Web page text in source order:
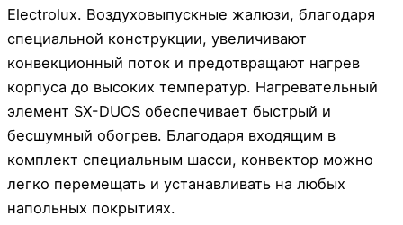
Electrolux. Воздуховыпускные жалюзи, благодаря
специальной конструкции, увеличивают
конвекционный поток и предотвращают нагрев
корпуса до высоких температур. Нагревательный
элемент SX-DUOS обеспечивает быстрый и
бесшумный обогрев. Благодаря входящим в
комплект специальным шасси, конвектор можно
легко перемещать и устанавливать на любых
напольных покрытиях.